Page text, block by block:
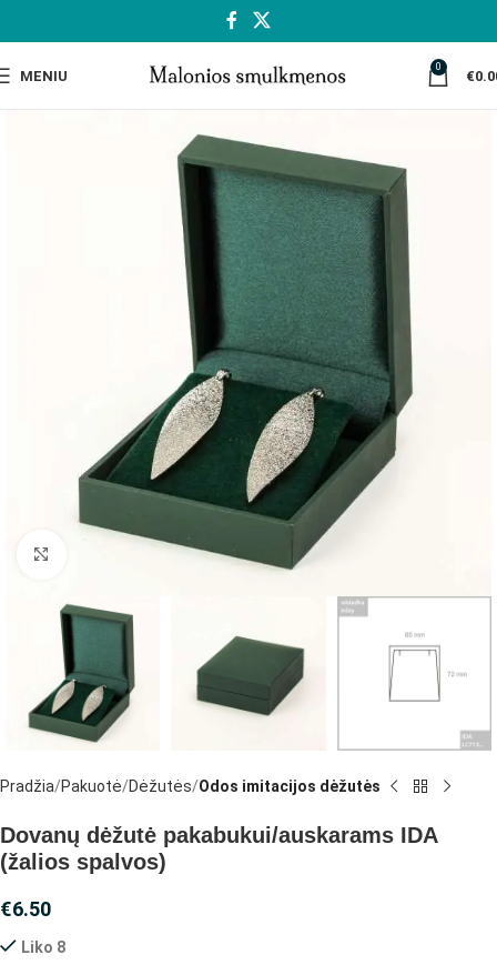
MENIU
0
€
Spustelėkite, jei norite padidinti
Pradžia Pakuotė Dėžutės Odos imitacijos dėžutės
Dovanų dėžutė pakabukui/auskarams IDA
(žalios spalvos)
€6.50
Liko 8